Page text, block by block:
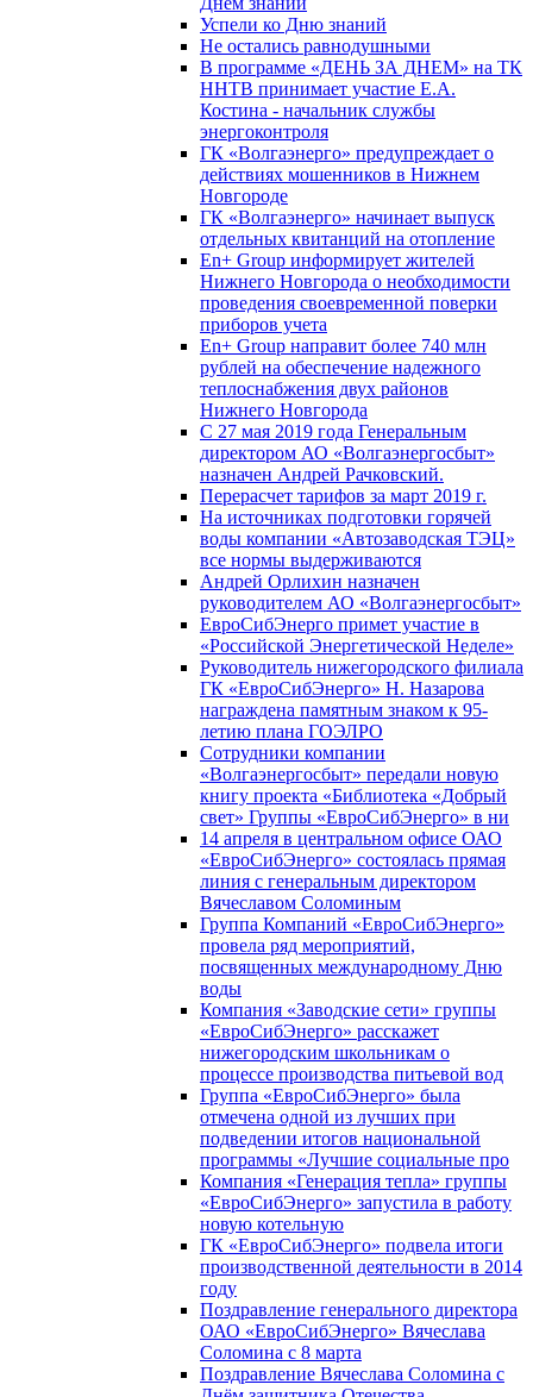
Успели ко Дню знаний
Не остались равнодушными
В программе «ДЕНЬ ЗА ДНЕМ» на ТК
ННТВ принимает участие Е.А.
Костина - начальник службы
энергоконтроля
ГК «Волгаэнерго» предупреждает о
действиях мошенников в Нижнем
Новгороде
ГК «Волгаэнерго» начинает выпуск
отдельных квитанций на отопление
En+ Group информирует жителей
Нижнего Новгорода о необходимости
проведения своевременной поверки
приборов учета
En+ Group направит более 740 млн
рублей на обеспечение надежного
теплоснабжения двух районов
Нижнего Новгорода
С 27 мая 2019 года Генеральным
директором АО «Волгаэнергосбыт»
назначен Андрей Рачковский.
Перерасчет тарифов за март 2019 г.
На источниках подготовки горячей
воды компании «Автозаводская ТЭЦ»
все нормы выдерживаются
Андрей Орлихин назначен
руководителем АО «Волгаэнергосбыт»
ЕвроСибЭнерго примет участие в
«Российской Энергетической Неделе»
Руководитель нижегородского филиала
ГК «ЕвроСибЭнерго» Н. Назарова
награждена памятным знаком к 95-
летию плана ГОЭЛРО
Сотрудники компании
«Волгаэнергосбыт» передали новую
книгу проекта «Библиотека «Добрый
свет» Группы «ЕвроСибЭнерго» в ни
14 апреля в центральном офисе ОАО
«ЕвроСибЭнерго» состоялась прямая
линия с генеральным директором
Вячеславом Соломиным
Группа Компаний «ЕвроСибЭнерго»
провела ряд мероприятий,
посвященных международному Дню
воды
Компания «Заводские сети» группы
«ЕвроСибЭнерго» расскажет
нижегородским школьникам о
процессе производства питьевой вод
Группа «ЕвроСибЭнерго» была
отмечена одной из лучших при
подведении итогов национальной
программы «Лучшие социальные про
Компания «Генерация тепла» группы
«ЕвроСибЭнерго» запустила в работу
новую котельную
ГК «ЕвроСибЭнерго» подвела итоги
производственной деятельности в 2014
году
Поздравление генерального директора
ОАО «ЕвроСибЭнерго» Вячеслава
Соломина с 8 марта
Поздравление Вячеслава Соломина с